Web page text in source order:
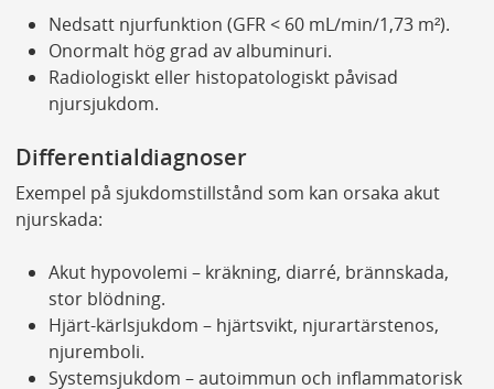
Nedsatt njurfunktion (GFR < 60 mL/min/1,73 m²).
Onormalt hög grad av albuminuri.
Radiologiskt eller histopatologiskt påvisad
njursjukdom.
Differentialdiagnoser
Exempel på sjukdomstillstånd som kan orsaka akut
njurskada:
Akut hypovolemi – kräkning, diarré, brännskada,
stor blödning.
Hjärt-kärlsjukdom – hjärtsvikt, njurartärstenos,
njuremboli.
Systemsjukdom – autoimmun och inflammatorisk